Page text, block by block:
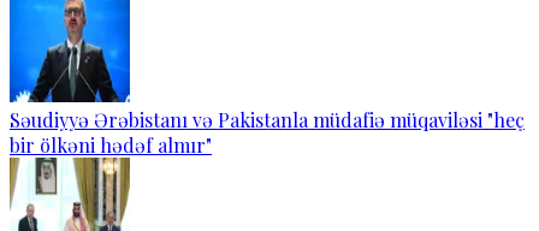
Səudiyyə Ərəbistanı və Pakistanla müdafiə müqaviləsi "heç
bir ölkəni hədəf almır"